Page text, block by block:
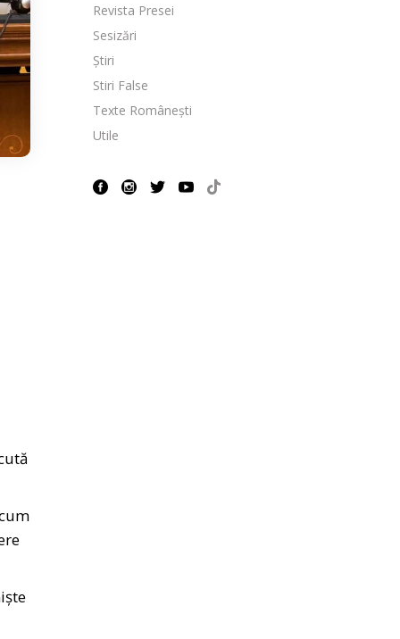
Revista Presei
Sesizări
Știri
Stiri False
Texte Românești
Utile